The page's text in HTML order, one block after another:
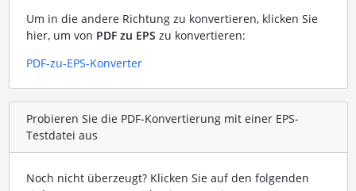
Um in die andere Richtung zu konvertieren, klicken Sie
hier, um von PDF zu EPS zu konvertieren:
PDF-zu-EPS-Konverter
Probieren Sie die PDF-Konvertierung mit einer EPS-
Testdatei aus
Noch nicht überzeugt? Klicken Sie auf den folgenden